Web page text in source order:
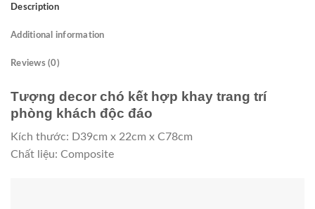
Description
Additional information
Reviews (0)
Tượng decor chó kết hợp khay trang trí
phòng khách độc đáo
Kích thước: D39cm x 22cm x C78cm
Chất liệu: Composite